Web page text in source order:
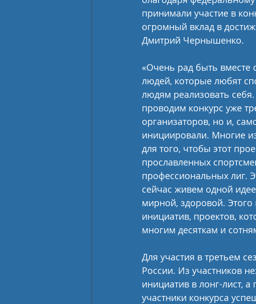
принимали участие в
огромный вклад в
Дмитрий Чернышенко.
«Очень рад быть
людей, которые любят
людям реализовать
проводим конкурс уже
организаторов, но и,
инициировали. Многие
для того, чтобы этот
прославленных
профессиональных лиг.
сейчас живем одной
мирной, здоровой. Этого
инициатив, проектов,
многим десяткам и
Для участия в третьем
России. Из участников
инициатив в лонг-лист,
участники конкурса